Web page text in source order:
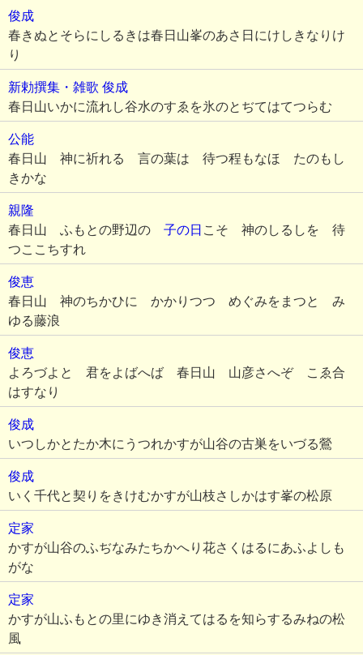
俊成
春きぬとそらにしるきは春日山峯のあさ日にけしきなりけ
り
新勅撰集・雑歌 俊成
春日山いかに流れし谷水のすゑを氷のとぢてはてつらむ
公能
春日山 神に祈れる 言の葉は 待つ程もなほ たのもし
きかな
親隆
春日山 ふもとの野辺の 子の日 こそ 神のしるしを 待
つここちすれ
俊恵
春日山 神のちかひに かかりつつ めぐみをまつと み
ゆる藤浪
俊恵
よろづよと 君をよばへば 春日山 山彦さへぞ こゑ合
はすなり
俊成
いつしかとたか木にうつれかすが山谷の古巣をいづる鶯
俊成
いく千代と契りをきけむかすが山枝さしかはす峯の松原
定家
かすが山谷のふぢなみたちかへり花さくはるにあふよしも
がな
定家
かすが山ふもとの里にゆき消えてはるを知らするみねの松
風